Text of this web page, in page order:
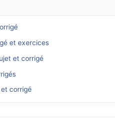
et exercices
et corrigé
corrigé